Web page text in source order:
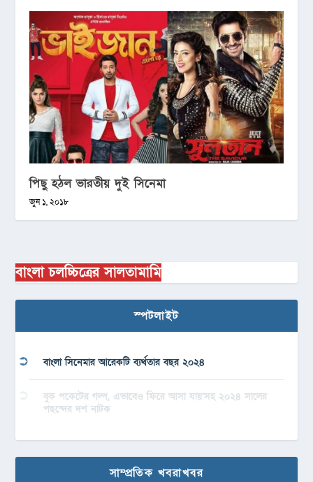
পিছু হঠল ভারতীয় দুই সিনেমা
জুন ১, ২০১৮
বাংলা চলচ্চিত্রের সালতামামি
স্পটলাইট
বাংলা সিনেমার আরেকটি ব্যর্থতার বছর ২০২৪
বুক পকেটের গল্প, এভাবেও ফিরে আসা যায়’সহ ২০২৪ সালের
পছন্দের দশ নাটক
সাম্প্রতিক খবরাখবর